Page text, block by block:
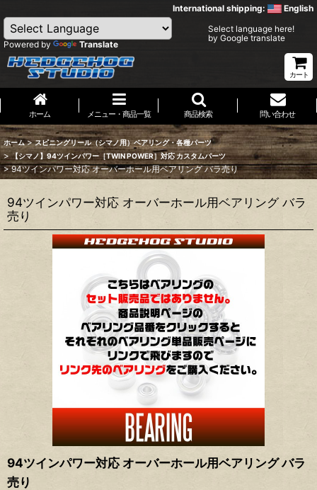
International shipping: English
Powered by Translate
Select language here!
by Google translate
カート
ホーム メニュー・商品一覧 商品検索 問い合わせ
ホーム > スピニングリール（シマノ用）ベアリング・各種パーツ
> 【シマノ】94ツインパワー［TWIN POWER］対応 カスタムパーツ
> 94ツインパワー対応 オーバーホール用ベアリング バラ売り
94ツインパワー対応 オーバーホール用ベアリング バラ
売り
94ツインパワー対応 オーバーホール用ベアリング バラ
売り